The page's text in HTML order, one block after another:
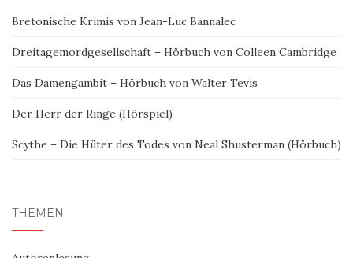
Bretonische Krimis von Jean-Luc Bannalec
Dreitagemordgesellschaft – Hörbuch von Colleen Cambridge
Das Damengambit – Hörbuch von Walter Tevis
Der Herr der Ringe (Hörspiel)
Scythe – Die Hüter des Todes von Neal Shusterman (Hörbuch)
THEMEN